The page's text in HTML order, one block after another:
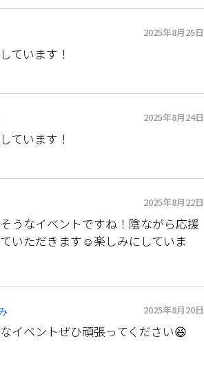
2025年8月25日
ています！
2025年8月24日
ています！
2025年8月22日
うなイベントですね！陰ながら応援
いただきます☺︎楽しみにしていま
2025年8月20日
イベントぜひ頑張ってください😆